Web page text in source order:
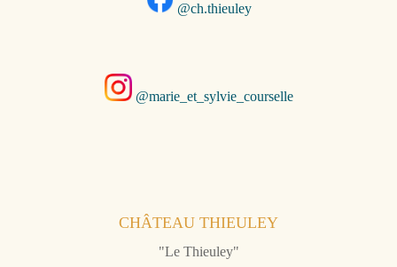
@ch.thieuley
@marie_et_sylvie_courselle
CHÂTEAU THIEULEY
"Le Thieuley"